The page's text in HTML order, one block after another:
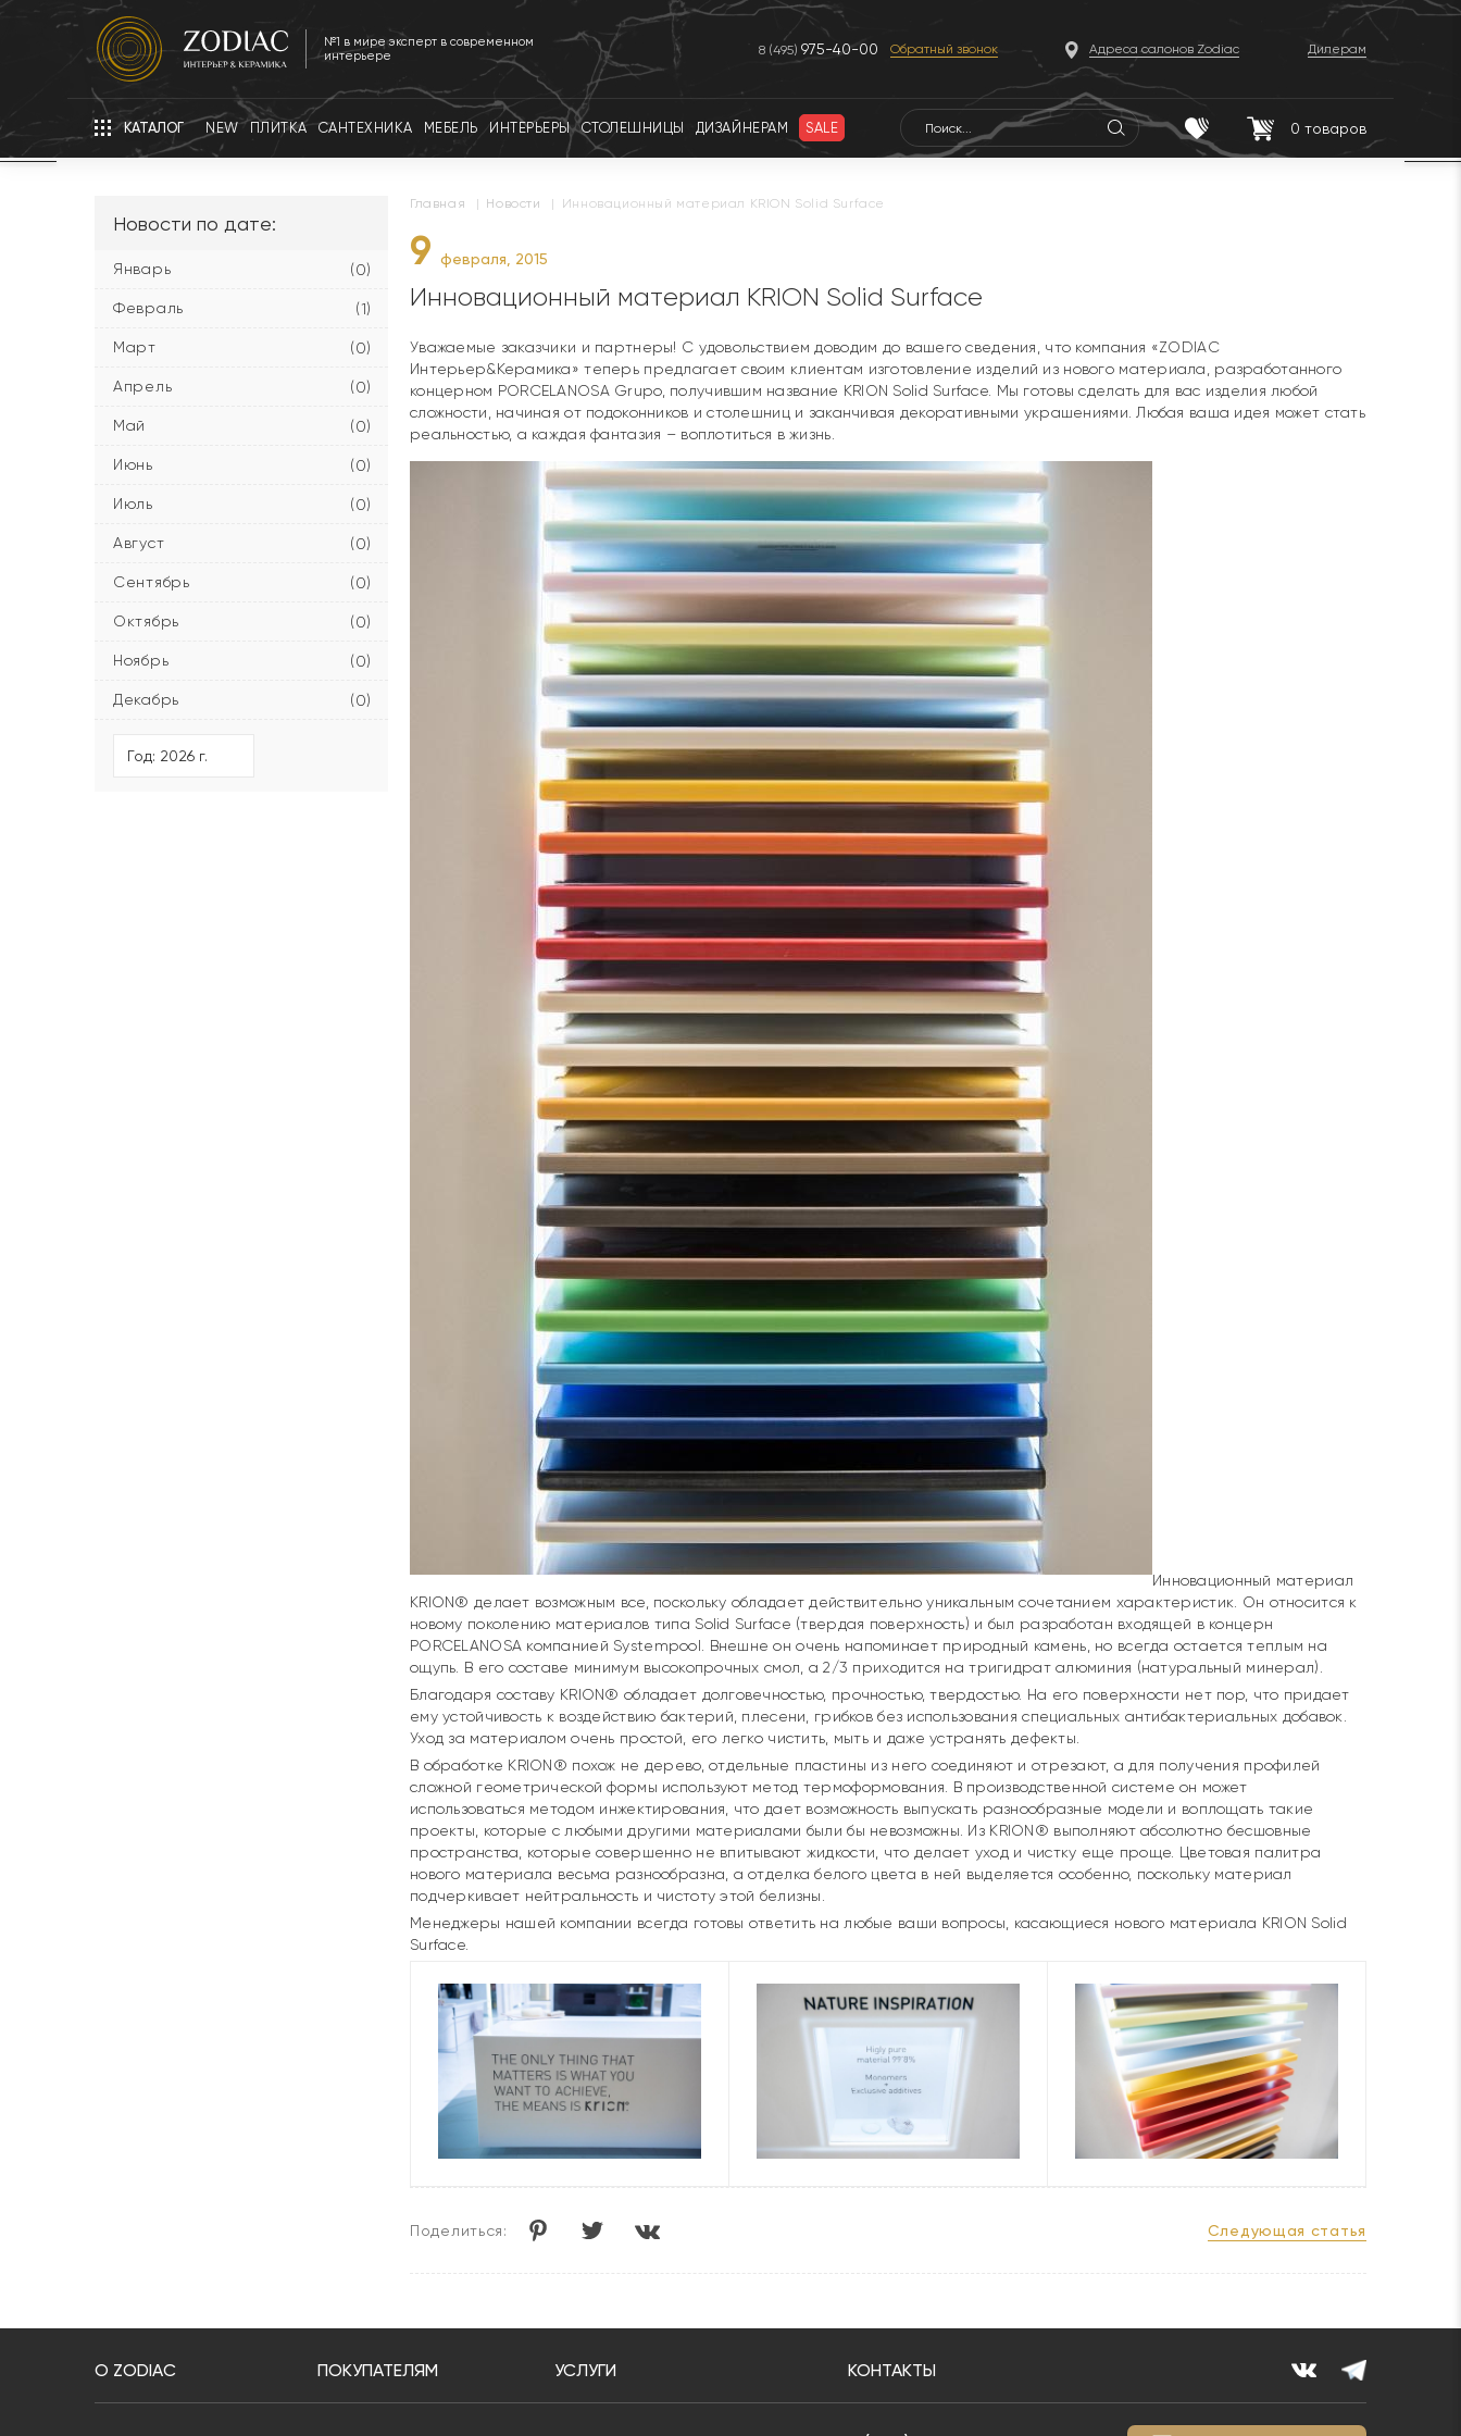
№1 в мире эксперт в современном
интерьере
8 (495) 975-40-00 Обратный звонок Адреса салонов Zodiac Дилерам
КАТАЛОГ NEW ПЛИТКА САНТЕХНИКА МЕБЕЛЬ ИНТЕРЬЕРЫ СТОЛЕШНИЦЫ ДИЗАЙНЕРАМ SALE 0 товаров
Новости по дате:
Январь (0)
Февраль (1)
Март (0)
Апрель (0)
Май (0)
Июнь (0)
Июль (0)
Август (0)
Сентябрь (0)
Октябрь (0)
Ноябрь (0)
Декабрь (0)
главная | новости | Инновационный материал KRION Solid Surface
9 февраля, 2015
Инновационный материал KRION Solid Surface
Уважаемые заказчики и партнеры! С удовольствием доводим до вашего сведения, что компания «ZODIAC
Интерьер&Керамика» теперь предлагает своим клиентам изготовление изделий из нового материала, разработанного
концерном PORCELANOSA Grupo, получившим название KRION Solid Surface. Мы готовы сделать для вас изделия любой
сложности, начиная от подоконников и столешниц и заканчивая декоративными украшениями. Любая ваша идея может стать
реальностью, а каждая фантазия – воплотиться в жизнь.
Инновационный материал
KRION® делает возможным все, поскольку обладает действительно уникальным сочетанием характеристик. Он относится к
новому поколению материалов типа Solid Surface (твердая поверхность) и был разработан входящей в концерн
PORCELANOSA компанией Systempool. Внешне он очень напоминает природный камень, но всегда остается теплым на
ощупь. В его составе минимум высокопрочных смол, а 2/3 приходится на тригидрат алюминия (натуральный минерал).
Благодаря составу KRION® обладает долговечностью, прочностью, твердостью. На его поверхности нет пор, что придает
ему устойчивость к воздействию бактерий, плесени, грибков без использования специальных антибактериальных добавок.
Уход за материалом очень простой, его легко чистить, мыть и даже устранять дефекты.
В обработке KRION® похож не дерево, отдельные пластины из него соединяют и отрезают, а для получения профилей
сложной геометрической формы используют метод термоформования. В производственной системе он может
использоваться методом инжектирования, что дает возможность выпускать разнообразные модели и воплощать такие
проекты, которые с любыми другими материалами были бы невозможны. Из KRION® выполняют абсолютно бесшовные
пространства, которые совершенно не впитывают жидкости, что делает уход и чистку еще проще. Цветовая палитра
нового материала весьма разнообразна, а отделка белого цвета в ней выделяется особенно, поскольку материал
подчеркивает нейтральность и чистоту этой белизны.
Менеджеры нашей компании всегда готовы ответить на любые ваши вопросы, касающиеся нового материала KRION Solid
Surface.
Поделиться: Следующая статья
О ZODIAC ПОКУПАТЕЛЯМ УСЛУГИ КОНТАКТЫ